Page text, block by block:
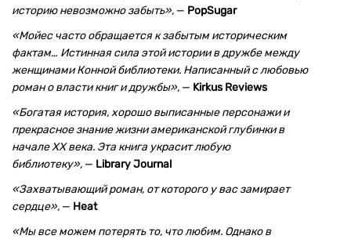
историю невозможно забыть», — PopSugar
«Мойес часто обращается к забытым историческим
фактам… Истинная сила этой истории в дружбе между
женщинами Конной библиотеки. Написанный с любовью
роман о власти книг и дружбы», — Kirkus Reviews
«Богатая история, хорошо выписанные персонажи и
прекрасное знание жизни американской глубинки в
начале XX века. Эта книга украсит любую
библиотеку», — Library Journal
«Захватывающий роман, от которого у вас замирает
сердце», — Heat
«Мы все можем потерять то, что любим. Однако в